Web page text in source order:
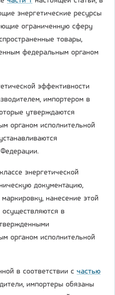
энергетические ресурсы
ограниченную сферу
товары,
федеральным органом
эффективности
импортером в
утверждаются
органом исполнительной
энергетической
документацию,
нанесение этой
в
органом исполнительной
в соответствии с частью
импортеры обязаны